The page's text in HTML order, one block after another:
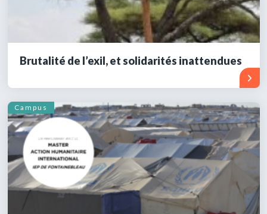
Brutalité de l’exil, et solidarités inattendues
Campus